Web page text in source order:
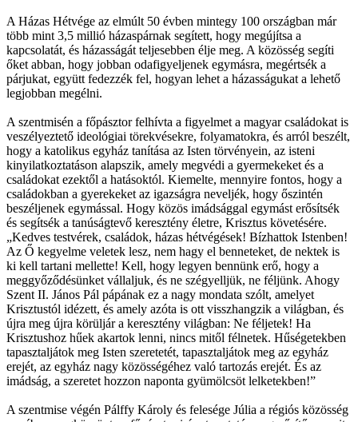
A Házas Hétvége az elmúlt 50 évben mintegy 100 országban már
több mint 3,5 millió házaspárnak segített, hogy megújítsa a
kapcsolatát, és házasságát teljesebben élje meg. A közösség segíti
őket abban, hogy jobban odafigyeljenek egymásra, megértsék a
párjukat, együtt fedezzék fel, hogyan lehet a házasságukat a lehető
legjobban megélni.
A szentmisén a főpásztor felhívta a figyelmet a magyar családokat is
veszélyeztető ideológiai törekvésekre, folyamatokra, és arról beszélt,
hogy a katolikus egyház tanítása az Isten törvényein, az isteni
kinyilatkoztatáson alapszik, amely megvédi a gyermekeket és a
családokat ezektől a hatásoktól. Kiemelte, mennyire fontos, hogy a
családokban a gyerekeket az igazságra neveljék, hogy őszintén
beszéljenek egymással. Hogy közös imádsággal egymást erősítsék
és segítsék a tanúságtevő keresztény életre, Krisztus követésére.
„Kedves testvérek, családok, házas hétvégések! Bízhattok Istenben!
Az Ő kegyelme veletek lesz, nem hagy el benneteket, de nektek is
ki kell tartani mellette! Kell, hogy legyen bennünk erő, hogy a
meggyőződésünket vállaljuk, és ne szégyelljük, ne féljünk. Ahogy
Szent II. János Pál pápának ez a nagy mondata szólt, amelyet
Krisztustól idézett, és amely azóta is ott visszhangzik a világban, és
újra meg újra körüljár a keresztény világban: Ne féljetek! Ha
Krisztushoz hűek akartok lenni, nincs mitől félnetek. Hűségetekben
tapasztaljátok meg Isten szeretetét, tapasztaljátok meg az egyház
erejét, az egyház nagy közösségéhez való tartozás erejét. És az
imádság, a szeretet hozzon naponta gyümölcsöt lelketekben!”
A szentmise végén Pálffy Károly és felesége Júlia a régiós közösség